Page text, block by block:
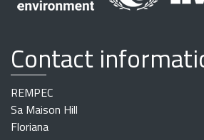
Contact
REMPEC
Sa Maison Hill
Floriana